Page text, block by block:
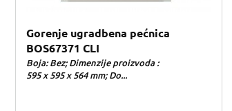
Gorenje ugradbena pećnica
BOS67371 CLI
Boja: Bez; Dimenzije proizvoda :
595 x 595 x 564 mm; Do...